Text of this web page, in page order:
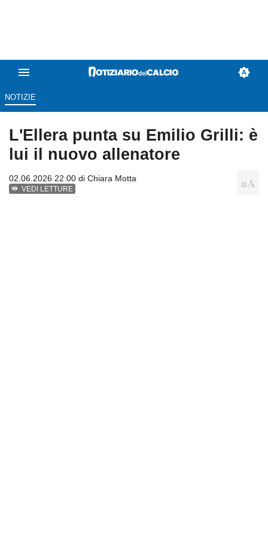
NOTIZIE
L'Ellera punta su Emilio Grilli: è
lui il nuovo allenatore
02.06.2026 22:00 di Chiara Motta
VEDI LETTURE